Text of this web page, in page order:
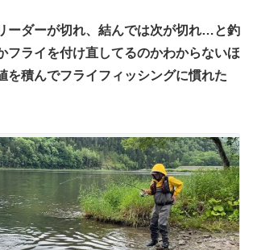
ーダーが切れ、結んでは次が切れ…と釣
フライを付け直してるのかわからないほ
を積んでフライフィッシングに慣れた